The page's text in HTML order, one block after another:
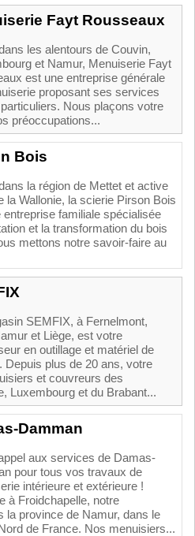
Fayt Rousseaux
les alentours de Couvin,
et Namur, Menuiserie Fayt
est une entreprise générale
proposant ses services
Nous plaçons votre
préoccupations...
Bois
la région de Mettet et active
la Wallonie, la scierie Pirson Bois
entreprise familiale spécialisée
et la transformation du bois
mettons notre savoir-faire au
SEMFIX, à Fernelmont,
et Liège, est votre
en outillage et matériel de
Depuis plus de 20 ans, votre
et couvreurs des
Luxembourg et du Brabant...
Damman
aux services de Damas-
pour tous vos travaux de
intérieure et extérieure !
à Froidchapelle, notre
la province de Namur, dans le
de France. Nos menuisiers...